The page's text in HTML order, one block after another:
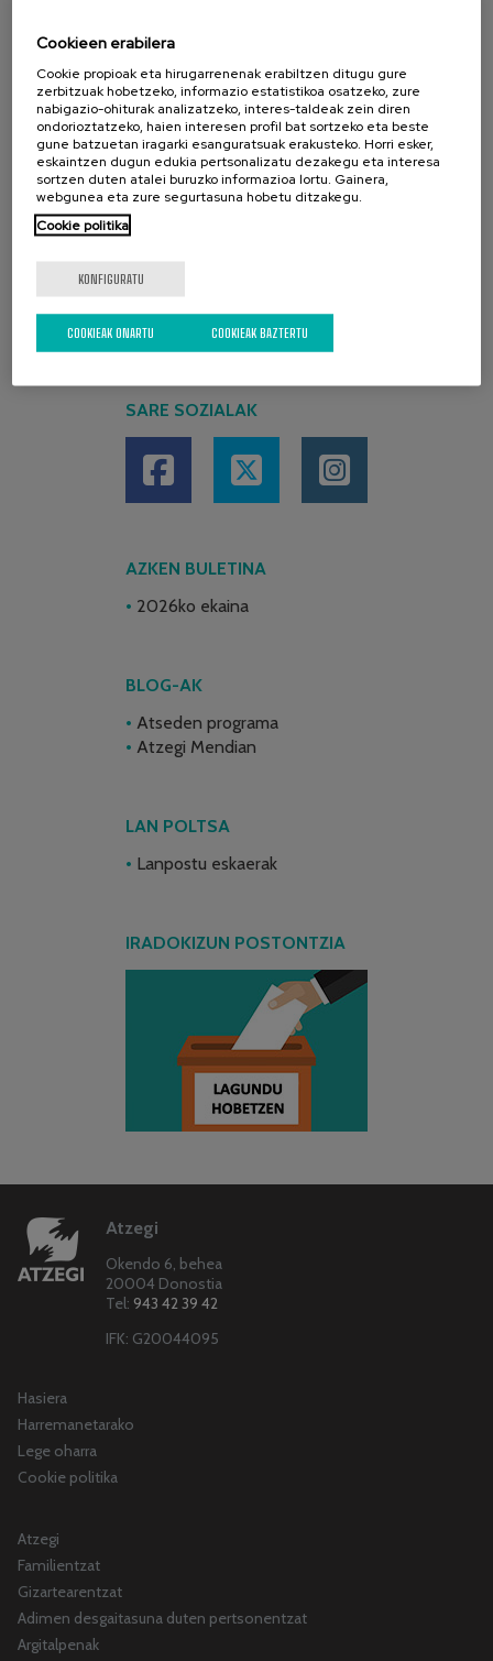
SARE SOZIALAK
AZKEN BULETINA
2026ko ekaina
BLOG-AK
Atseden programa
Atzegi Mendian
LAN POLTSA
Lanpostu eskaerak
IRADOKIZUN POSTONTZIA
Atzegi
Okendo 6, behea
20004 Donostia
Tel: 943 42 39 42
IFK: G20044095
Hasiera
Harremanetarako
Lege oharra
Cookie politika
Atzegi
Familientzat
Gizartearentzat
Adimen desgaitasuna duten pertsonentzat
Argitalpenak
Cookieen erabilera
Cookie propioak eta hirugarrenenak erabiltzen ditugu gure
zerbitzuak hobetzeko, informazio estatistikoa osatzeko, zure
nabigazio-ohiturak analizatzeko, interes-taldeak zein diren
ondorioztatzeko, haien interesen profil bat sortzeko eta beste
gune batzuetan iragarki esanguratsuak erakusteko. Horri esker,
eskaintzen dugun edukia pertsonalizatu dezakegu eta interesa
sortzen duten atalei buruzko informazioa lortu. Gainera,
webgunea eta zure segurtasuna hobetu ditzakegu.
Cookie politika
KONFIGURATU
COOKIEAK BAZTERTU
COOKIEAK ONARTU